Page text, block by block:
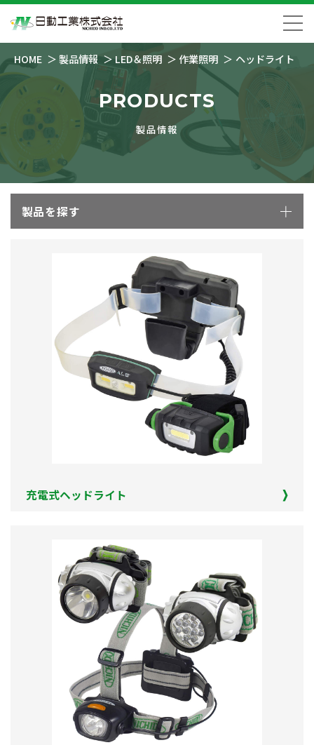
HOME 製品情報 LED＆照明 作業照明 ヘッドライト
PRODUCTS
製品情報
製品を探す
充電式ヘッドライト